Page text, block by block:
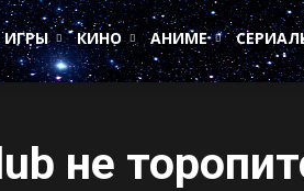
ИГРЫ
КИНО АНИМЕ
не